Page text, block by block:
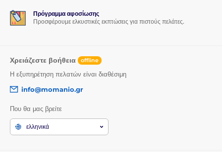
Πρόγραμμα αφοσίωσης
Προσφέρουμε ελκυστικές εκπτώσεις για πιστούς πελάτες.
Χρειάζεστε βοήθεια offline
Η εξυπηρέτηση πελατών είναι διαθέσιμη
info@momanio.gr
Που θα μας βρείτε
ελληνικά